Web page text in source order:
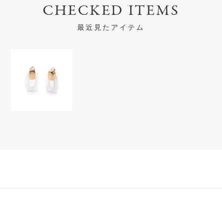
CHECKED ITEMS
最近見たアイテム